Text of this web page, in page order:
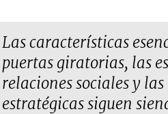
Las características
puertas giratorias, las
relaciones sociales y
estratégicas siguen